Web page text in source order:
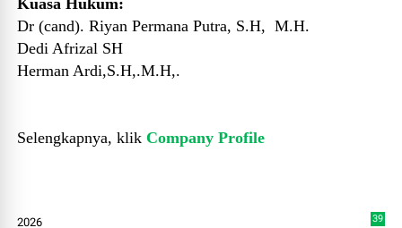
Kuasa Hukum:
Dr (cand). Riyan Permana Putra, S.H, M.H.
Dedi Afrizal SH
Herman Ardi,S.H,.M.H,.
Selengkapnya, klik Company Profile
2026
39